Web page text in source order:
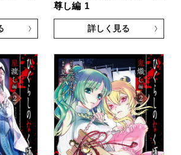
尊し編 1
詳しく見る